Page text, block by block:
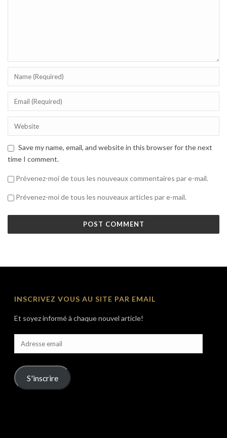
Save my name, email, and website in this browser for the next
time I comment.
Prévenez-moi de tous les nouveaux commentaires par e-mail.
Prévenez-moi de tous les nouveaux articles par e-mail.
INSCRIVEZ VOUS AU SITE PAR EMAIL
Et soyez informé à chaque nouvel article!
Adresse
email
S'inscrire